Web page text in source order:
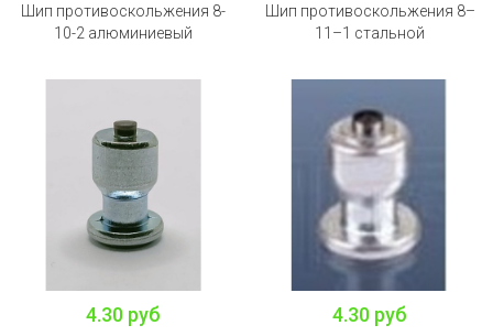
Шип противоскольжения 8-
10-2 алюминиевый
Шип противоскольжения 8–
11–1 стальной
4.30 руб 4.30 руб